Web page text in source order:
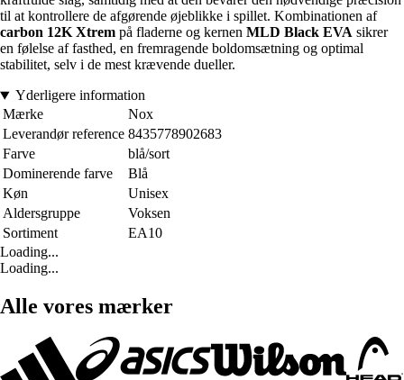
til at kontrollere de afgørende øjeblikke i spillet. Kombinationen af
carbon 12K Xtrem på fladerne og kernen MLD Black EVA sikrer
en følelse af fasthed, en fremragende boldomsætning og optimal
stabilitet, selv i de mest krævende dueller.
Yderligere information
Mærke
Nox
Leverandør reference 8435778902683
Farve
blå/sort
Dominerende farve
Blå
Køn
Unisex
Aldersgruppe
Voksen
Sortiment
EA10
Loading...
Loading...
Alle vores mærker